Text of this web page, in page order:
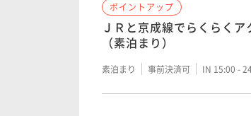
ポイントアップ
ＪＲと京成線でらくらく
（素泊まり）
素泊まり 事前決済可 IN 15:00 -